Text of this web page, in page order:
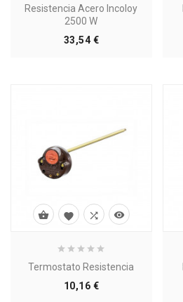
Resistencia Acero Incoloy
2500 W
33,54 €Precio
Termostato Resistencia
10,16 €Precio
   